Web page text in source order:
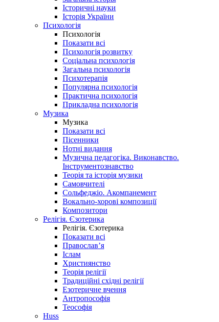
Історичні науки
Історія України
Психологія
Психологія
Показати всі
Психологія розвитку
Соціальна психологія
Загальна психологія
Психотерапія
Популярна психологія
Практична психологія
Прикладна психологія
Музика
Музика
Показати всі
Пісенники
Нотні видання
Музична педагогіка. Виконавство.
Інструментознавство
Теорія та історія музики
Самовчителі
Сольфеджіо. Акомпанемент
Вокально-хорові композиції
Композитори
Релігія. Єзотерика
Релігія. Єзотерика
Показати всі
Православ’я
Іслам
Християнство
Теорія релігії
Традиційні східні релігії
Езотеричне вчення
Антропософія
Теософія
Huss